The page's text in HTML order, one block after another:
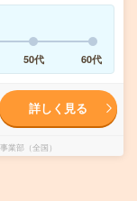
50代 60代
詳しく見る
部（全国）